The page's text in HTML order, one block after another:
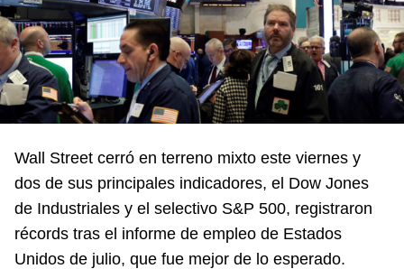
Wall Street cerró en terreno mixto este viernes y
dos de sus principales indicadores, el Dow Jones
de Industriales y el selectivo S&P 500, registraron
récords tras el informe de empleo de Estados
Unidos de julio, que fue mejor de lo esperado.